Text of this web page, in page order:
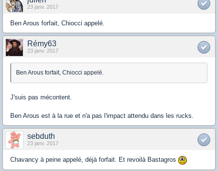
23 janv. 2017
Ben Arous forfait, Chiocci appelé.
Rémy63
23 janv. 2017
Ben Arous forfait, Chiocci appelé.
J'suis pas mécontent.
Ben Arous est à la rue et n'a pas l'impact attendu dans les rucks.
sebduth
23 janv. 2017
Chavancy à peine appelé, déjà forfait. Et revoilà Bastagros